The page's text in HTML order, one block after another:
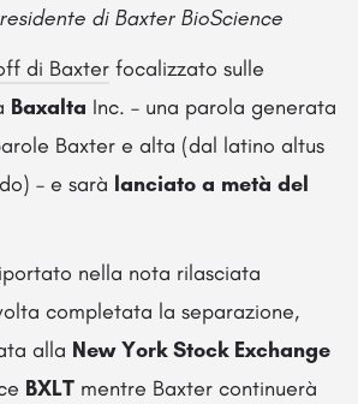
di Baxter BioScience
di Baxter focalizzato sulle
Baxalta Inc. – una parola generata
Baxter e alta (dal latino altus
– e sarà lanciato a metà del
nella nota rilasciata
completata la separazione,
alla New York Stock Exchange
BXLT mentre Baxter continuerà